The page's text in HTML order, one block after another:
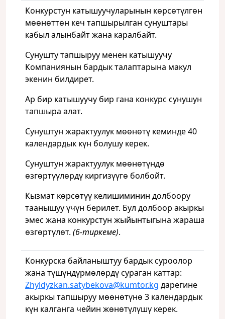
Конкурстун катышуучуларынын көрсөтүлгөн
мөөнөттөн кеч тапшырылган сунуштары
кабыл алынбайт жана каралбайт.
Сунушту тапшыруу менен катышуучу
Компаниянын бардык талаптарына макул
экенин билдирет.
Ар бир катышуучу бир гана конкурс сунушун
тапшыра алат.
Сунуштун жарактуулук мөөнөтү кеминде 40
календардык күн болушу керек.
Сунуштун жарактуулук мөөнөтүндө
өзгөртүүлөрдү киргизүүгө болбойт.
Кызмат көрсөтүү келишиминин долбоору
таанышуу үчүн берилет. Бул долбоор акыркы
эмес жана конкурстун жыйынтыгына жараша
өзгөртүлөт. (6-тиркеме).
Конкурска байланыштуу бардык суроолор
жана түшүндүрмөлөрдү сураган каттар:
Zhyldyzkan.satybekova@kumtor.kg дарегине
акыркы тапшыруу мөөнөтүнө 3 календардык
күн калганга чейин жөнөтүлүшү керек.